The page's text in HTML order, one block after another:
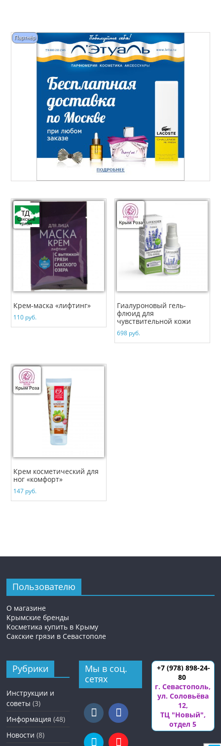
Партнёр
Крем-маска «лифтинг»
110 руб.
Гиалуроновый гель-
флюид для
чувствительной кожи
698 руб.
Крем косметический для
ног «комфорт»
147 руб.
Пользователю
О магазине
Крымские бренды
Косметика купить в Крыму
Сакские грязи в Севастополе
Рубрики
Инструкции и
советы (3)
Информация (48)
Новости (8)
Мы в соц.
сетях
+7 (978) 898-24-
80
г. Севастополь,
ул. Соловьёва
12,
ТЦ "Новый",
отдел 5